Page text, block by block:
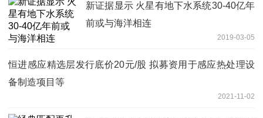
新证据显示 火星有地下水系统30-40亿年
前或与海洋相连
2019-03-05
恒进感应精选层发行底价20元/股 拟募资用于感应热处理设
备制造项目等
2021-11-02